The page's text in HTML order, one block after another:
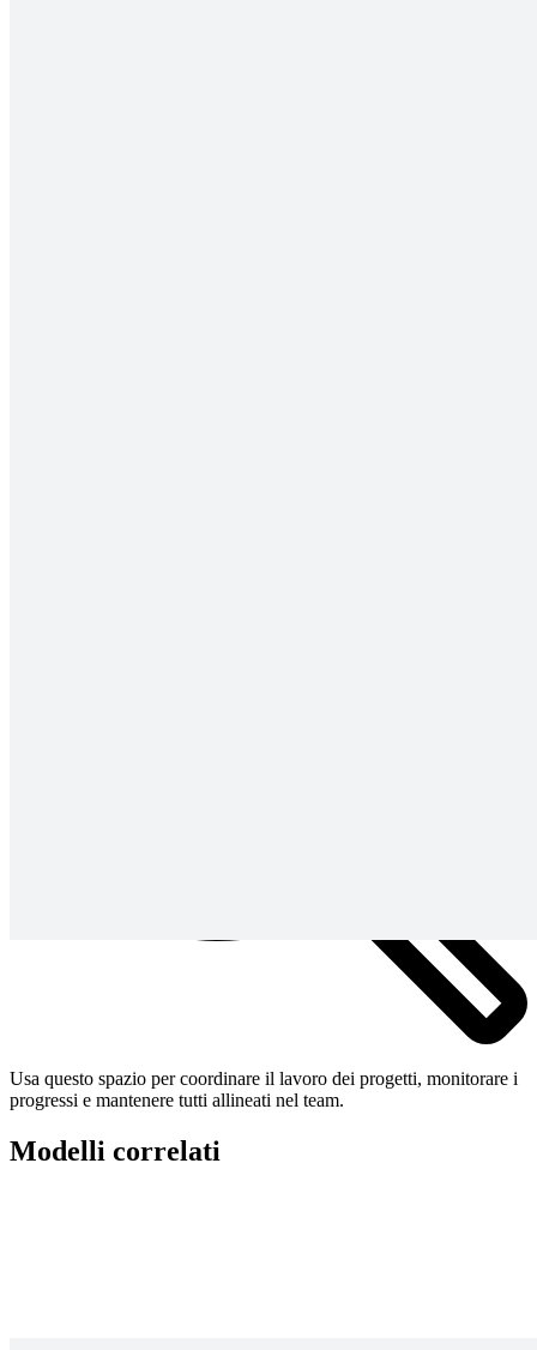
Usa questo spazio per coordinare il lavoro dei progetti, monitorare i
progressi e mantenere tutti allineati nel team.
Modelli correlati